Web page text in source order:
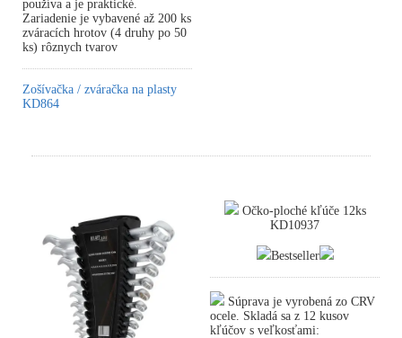
používa a je praktické.
Zariadenie je vybavené až 200 ks
zváracích hrotov (4 druhy po 50
ks) rôznych tvarov
Zošívačka / zváračka na plasty
KD864
Očko-ploché kľúče 12ks
KD10937
Bestseller
Súprava je vyrobená zo CRV
ocele. Skladá sa z 12 kusov
kľúčov s veľkosťami: